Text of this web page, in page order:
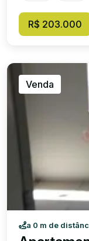
Itapuca.
R$ 203.000
Venda
a 0 m de